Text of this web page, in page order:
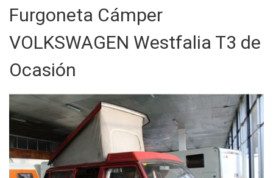
Furgoneta Cámper
VOLKSWAGEN Westfalia T3 de
Ocasión